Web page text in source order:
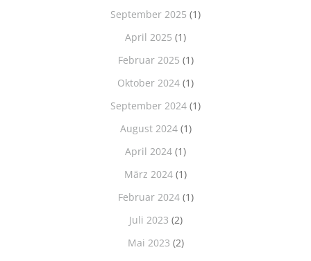
September 2025 (1)
April 2025 (1)
Februar 2025 (1)
Oktober 2024 (1)
September 2024 (1)
August 2024(1)
April 2024 (1)
März 2024 (1)
Februar 2024(1)
Juli 2023 (2)
Mai 2023 (2)